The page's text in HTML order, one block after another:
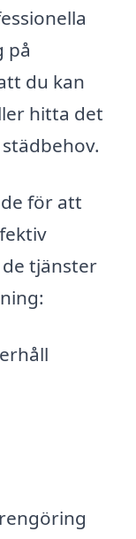
på
du kan
hitta det
för att
tjänster